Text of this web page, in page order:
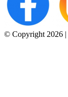
© Copyright 2026 |